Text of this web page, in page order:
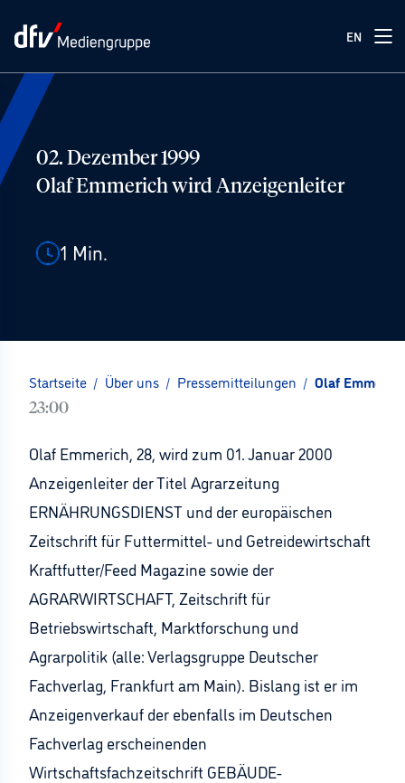
EN
02. Dezember 1999
Olaf Emmerich wird Anzeigenleiter
1 Min.
Startseite / Über uns / Pressemitteilungen / Olaf
23:00
Olaf Emmerich, 28, wird zum 01. Januar 2000
Anzeigenleiter der Titel Agrarzeitung
ERNÄHRUNGSDIENST und der europäischen
Zeitschrift für Futtermittel- und Getreidewirtschaft
Kraftfutter/Feed Magazine sowie der
AGRARWIRTSCHAFT, Zeitschrift für
Betriebswirtschaft, Marktforschung und
Agrarpolitik (alle: Verlagsgruppe Deutscher
Fachverlag, Frankfurt am Main). Bislang ist er im
Anzeigenverkauf der ebenfalls im Deutschen
Fachverlag erscheinenden
Wirtschaftsfachzeitschrift GEBÄUDE-